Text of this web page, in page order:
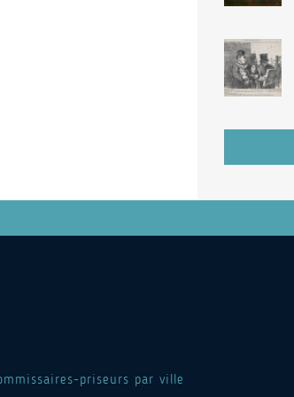
priseurs par ville